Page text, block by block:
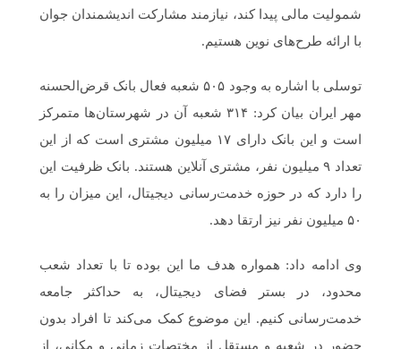
شمولیت مالی پیدا کند، نیازمند مشارکت اندیشمندان جوان
با ارائه طرح‌های نوین هستیم.
توسلی با اشاره به وجود ۵۰۵ شعبه فعال بانک قرض‌الحسنه
مهر ایران بیان کرد: ۳۱۴ شعبه آن در شهرستان‌ها متمرکز
است و این بانک دارای ۱۷ میلیون مشتری است که از این
تعداد ۹ میلیون نفر، مشتری آنلاین هستند. بانک ظرفیت این
را دارد که در حوزه خدمت‌رسانی دیجیتال، این میزان را به
۵۰ میلیون نفر نیز ارتقا دهد.
وی ادامه داد: همواره هدف ما این بوده تا با تعداد شعب
محدود، در بستر فضای دیجیتال، به حداکثر جامعه
خدمت‌رسانی کنیم. این موضوع کمک می‌کند تا افراد بدون
حضور در شعبه و مستقل از مختصات زمانی و مکانی، از